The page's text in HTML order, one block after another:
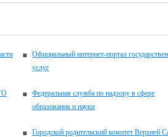
Официальный интернет-портал
услуг
Федеральная служба по надзору в сфере
образования и науки
Городской родительский комитет Верхней